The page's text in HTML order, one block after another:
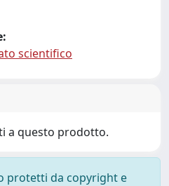
scientifico
a questo prodotto.
protetti da copyright e